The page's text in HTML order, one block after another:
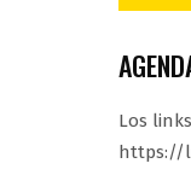
Los
https://